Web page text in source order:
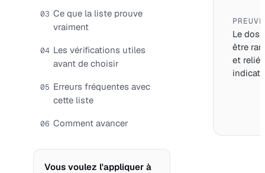
03 Ce que la liste prouve
vraiment
04 Les vérifications utiles
avant de choisir
05 Erreurs fréquentes avec
cette liste
06 Comment avancer
Vous voulez l'appliquer à
PREUVE
Le
être
et relié